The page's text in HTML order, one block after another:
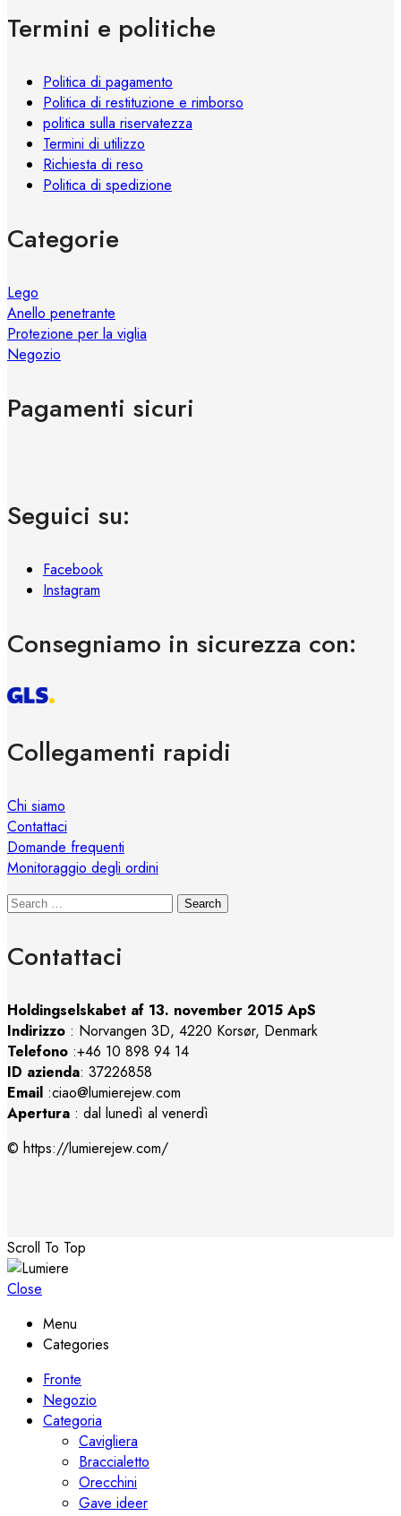
scelte
del
prodotto
Termini e politiche
Politica di pagamento
Politica di restituzione e rimborso
politica sulla riservatezza
Termini di utilizzo
Richiesta di reso
Politica di spedizione
Categorie
Lego
Anello penetrante
Protezione per la viglia
Negozio
Pagamenti sicuri
Seguici su:
Facebook
Instagram
Consegniamo in sicurezza con:
Collegamenti rapidi
Chi siamo
Contattaci
Domande frequenti
Monitoraggio degli ordini
Search
Contattaci
Holdingselskabet af 13. november 2015 ApS
Indirizzo : Norvangen 3D, 4220 Korsør, Denmark
Telefono :+46 10 898 94 14
ID azienda: 37226858
Email :ciao@lumierejew.com
Apertura : dal lunedì al venerdì
© https://lumierejew.com/
Scroll To Top
Close
Menu
Categories
Fronte
Negozio
Categoria
Cavigliera
Braccialetto
Orecchini
Gave ideer